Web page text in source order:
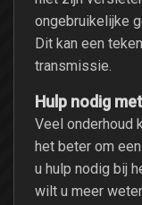
ongebruikelijke
Dit kan een
transmissie.
Hulp nodig
Veel onderhoud
het beter om
u hulp nodig bij
wilt u meer